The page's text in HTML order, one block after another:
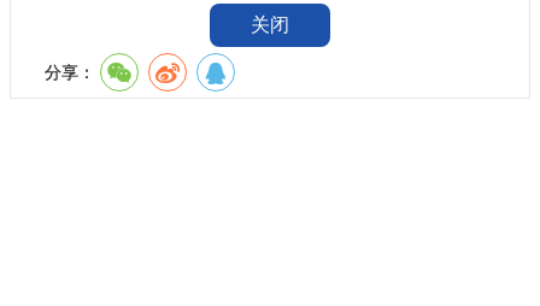
关闭
分享：